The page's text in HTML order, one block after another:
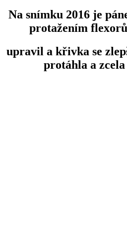
Na snímku 2016 je
protažením
upravil a křivka se
protáhla a